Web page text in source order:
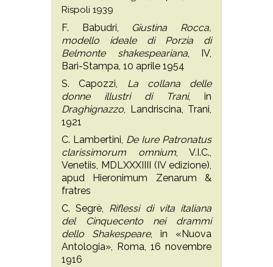
Rispoli 1939
F. Babudri, Giustina Rocca,
modello ideale di Porzia di
Belmonte shakespeariana, IV,
Bari-Stampa, 10 aprile 1954
S. Capozzi, La collana delle
donne illustri di Trani, in
Draghignazzo , Landriscina, Trani,
1921
C. Lambertini, De Iure Patronatus
clarissimorum omnium, V.I.C.,
Venetiis, MDLXXXIIII (IV edizione),
apud Hieronimum Zenarum &
fratres
C. Segrè, Riflessi di vita italiana
del Cinquecento nei drammi
dello Shakespeare, in «Nuova
Antologia», Roma, 16 novembre
1916